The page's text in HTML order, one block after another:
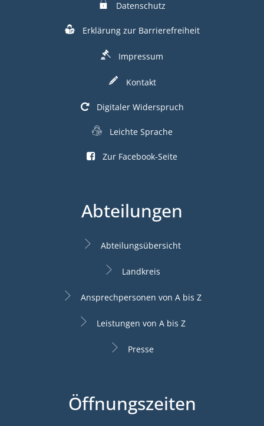
Datenschutz
Erklärung zur Barrierefreiheit
Impressum
Kontakt
Digitaler Widerspruch
Leichte Sprache
Zur Facebook-Seite
Abteilungen
Abteilungsübersicht
Landkreis
Ansprechpersonen von A bis Z
Leistungen von A bis Z
Presse
Öffnungszeiten